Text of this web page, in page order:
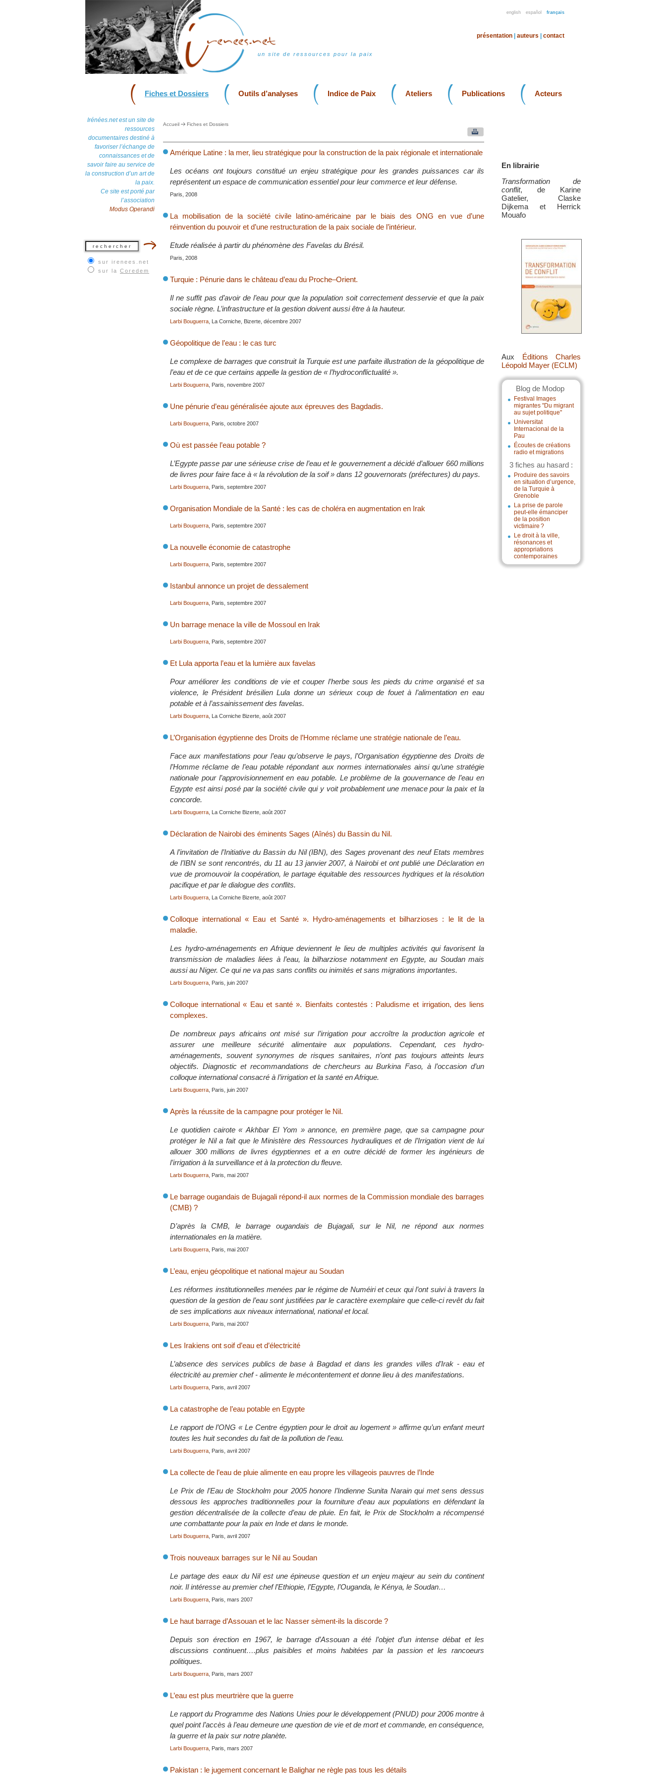
english español français
un site de ressources pour la paix
présentation auteurs contact
Fiches et Dossiers Outils d’analyses Indice de Paix Ateliers Publications Acteurs
Irénées.net est un site de
ressources
documentaires destiné à
favoriser l’échange de
connaissances et de
savoir faire au service de
la construction d’un art de
la paix.
Ce site est porté par
l’association
Modus Operandi
sur irenees.net
sur la Coredem
En librairie
Transformation de
conflit, de Karine
Gatelier, Claske
Dijkema et Herrick
Mouafo
Aux Éditions Charles
Léopold Mayer (ECLM)
Blog de Modop
Festival Images
migrantes "Du migrant
au sujet politique"
Universitat
Internacional de la
Pau
Écoutes de créations
radio et migrations
3 fiches au hasard :
Produire des savoirs
en situation d’urgence,
de la Turquie à
Grenoble
La prise de parole
peut-elle émanciper
de la position
victimaire ?
Le droit à la ville,
résonances et
appropriations
contemporaines
Accueil Fiches et Dossiers
Amérique Latine : la mer, lieu stratégique pour la construction de la paix régionale et internationale
Les océans ont toujours constitué un enjeu stratégique pour les grandes puissances car ils
représentent un espace de communication essentiel pour leur commerce et leur défense.
Paris, 2008
La mobilisation de la société civile latino-américaine par le biais des ONG en vue d’une
réinvention du pouvoir et d’une restructuration de la paix sociale de l’intérieur.
Etude réalisée à partir du phénomène des Favelas du Brésil.
Paris, 2008
Turquie : Pénurie dans le château d’eau du Proche–Orient.
Il ne suffit pas d’avoir de l’eau pour que la population soit correctement desservie et que la paix
sociale règne. L’infrastructure et la gestion doivent aussi être à la hauteur.
Larbi Bouguerra , La Corniche, Bizerte, décembre 2007
Géopolitique de l’eau : le cas turc
Le complexe de barrages que construit la Turquie est une parfaite illustration de la géopolitique de
l’eau et de ce que certains appelle la gestion de « l’hydroconflictualité ».
Larbi Bouguerra , Paris, novembre 2007
Une pénurie d’eau généralisée ajoute aux épreuves des Bagdadis.
Larbi Bouguerra , Paris, octobre 2007
Où est passée l’eau potable ?
L’Egypte passe par une sérieuse crise de l’eau et le gouvernement a décidé d’allouer 660 millions
de livres pour faire face à « la révolution de la soif » dans 12 gouvernorats (préfectures) du pays.
Larbi Bouguerra , Paris, septembre 2007
Organisation Mondiale de la Santé : les cas de choléra en augmentation en Irak
Larbi Bouguerra , Paris, septembre 2007
La nouvelle économie de catastrophe
Larbi Bouguerra , Paris, septembre 2007
Istanbul annonce un projet de dessalement
Larbi Bouguerra , Paris, septembre 2007
Un barrage menace la ville de Mossoul en Irak
Larbi Bouguerra , Paris, septembre 2007
Et Lula apporta l’eau et la lumière aux favelas
Pour améliorer les conditions de vie et couper l’herbe sous les pieds du crime organisé et sa
violence, le Président brésilien Lula donne un sérieux coup de fouet à l’alimentation en eau
potable et à l’assainissement des favelas.
Larbi Bouguerra , La Corniche Bizerte, août 2007
L’Organisation égyptienne des Droits de l’Homme réclame une stratégie nationale de l’eau.
Face aux manifestations pour l’eau qu’observe le pays, l’Organisation égyptienne des Droits de
l’Homme réclame de l’eau potable répondant aux normes internationales ainsi qu’une stratégie
nationale pour l’approvisionnement en eau potable. Le problème de la gouvernance de l’eau en
Egypte est ainsi posé par la société civile qui y voit probablement une menace pour la paix et la
concorde.
Larbi Bouguerra , La Corniche Bizerte, août 2007
Déclaration de Nairobi des éminents Sages (Aînés) du Bassin du Nil.
A l’invitation de l’Initiative du Bassin du Nil (IBN), des Sages provenant des neuf Etats membres
de l’IBN se sont rencontrés, du 11 au 13 janvier 2007, à Nairobi et ont publié une Déclaration en
vue de promouvoir la coopération, le partage équitable des ressources hydriques et la résolution
pacifique et par le dialogue des conflits.
Larbi Bouguerra , La Corniche Bizerte, août 2007
Colloque international « Eau et Santé ». Hydro-aménagements et bilharzioses : le lit de la
maladie.
Les hydro-aménagements en Afrique deviennent le lieu de multiples activités qui favorisent la
transmission de maladies liées à l’eau, la bilharziose notamment en Egypte, au Soudan mais
aussi au Niger. Ce qui ne va pas sans conflits ou inimités et sans migrations importantes.
Larbi Bouguerra , Paris, juin 2007
Colloque international « Eau et santé ». Bienfaits contestés : Paludisme et irrigation, des liens
complexes.
De nombreux pays africains ont misé sur l’irrigation pour accroître la production agricole et
assurer une meilleure sécurité alimentaire aux populations. Cependant, ces hydro-
aménagements, souvent synonymes de risques sanitaires, n’ont pas toujours atteints leurs
objectifs. Diagnostic et recommandations de chercheurs au Burkina Faso, à l’occasion d’un
colloque international consacré à l’irrigation et la santé en Afrique.
Larbi Bouguerra , Paris, juin 2007
Après la réussite de la campagne pour protéger le Nil.
Le quotidien cairote « Akhbar El Yom » annonce, en première page, que sa campagne pour
protéger le Nil a fait que le Ministère des Ressources hydrauliques et de l’Irrigation vient de lui
allouer 300 millions de livres égyptiennes et a en outre décidé de former les ingénieurs de
l’irrigation à la surveillance et à la protection du fleuve.
Larbi Bouguerra , Paris, mai 2007
Le barrage ougandais de Bujagali répond-il aux normes de la Commission mondiale des barrages
(CMB) ?
D’après la CMB, le barrage ougandais de Bujagali, sur le Nil, ne répond aux normes
internationales en la matière.
Larbi Bouguerra , Paris, mai 2007
L’eau, enjeu géopolitique et national majeur au Soudan
Les réformes institutionnelles menées par le régime de Numéiri et ceux qui l’ont suivi à travers la
question de la gestion de l’eau sont justifiées par le caractère exemplaire que celle-ci revêt du fait
de ses implications aux niveaux international, national et local.
Larbi Bouguerra , Paris, mai 2007
Les Irakiens ont soif d’eau et d’électricité
L’absence des services publics de base à Bagdad et dans les grandes villes d’Irak - eau et
électricité au premier chef - alimente le mécontentement et donne lieu à des manifestations.
Larbi Bouguerra , Paris, avril 2007
La catastrophe de l’eau potable en Egypte
Le rapport de l’ONG « Le Centre égyptien pour le droit au logement » affirme qu’un enfant meurt
toutes les huit secondes du fait de la pollution de l’eau.
Larbi Bouguerra , Paris, avril 2007
La collecte de l’eau de pluie alimente en eau propre les villageois pauvres de l’Inde
Le Prix de l’Eau de Stockholm pour 2005 honore l’Indienne Sunita Narain qui met sens dessus
dessous les approches traditionnelles pour la fourniture d’eau aux populations en défendant la
gestion décentralisée de la collecte d’eau de pluie. En fait, le Prix de Stockholm a récompensé
une combattante pour la paix en Inde et dans le monde.
Larbi Bouguerra , Paris, avril 2007
Trois nouveaux barrages sur le Nil au Soudan
Le partage des eaux du Nil est une épineuse question et un enjeu majeur au sein du continent
noir. Il intéresse au premier chef l’Ethiopie, l’Egypte, l’Ouganda, le Kénya, le Soudan…
Larbi Bouguerra , Paris, mars 2007
Le haut barrage d’Assouan et le lac Nasser sèment-ils la discorde ?
Depuis son érection en 1967, le barrage d’Assouan a été l’objet d’un intense débat et les
discussions continuent….plus paisibles et moins habitées par la passion et les rancoeurs
politiques.
Larbi Bouguerra , Paris, mars 2007
L’eau est plus meurtrière que la guerre
Le rapport du Programme des Nations Unies pour le développement (PNUD) pour 2006 montre à
quel point l’accès à l’eau demeure une question de vie et de mort et commande, en conséquence,
la guerre et la paix sur notre planète.
Larbi Bouguerra , Paris, mars 2007
Pakistan : le jugement concernant le Balighar ne règle pas tous les détails